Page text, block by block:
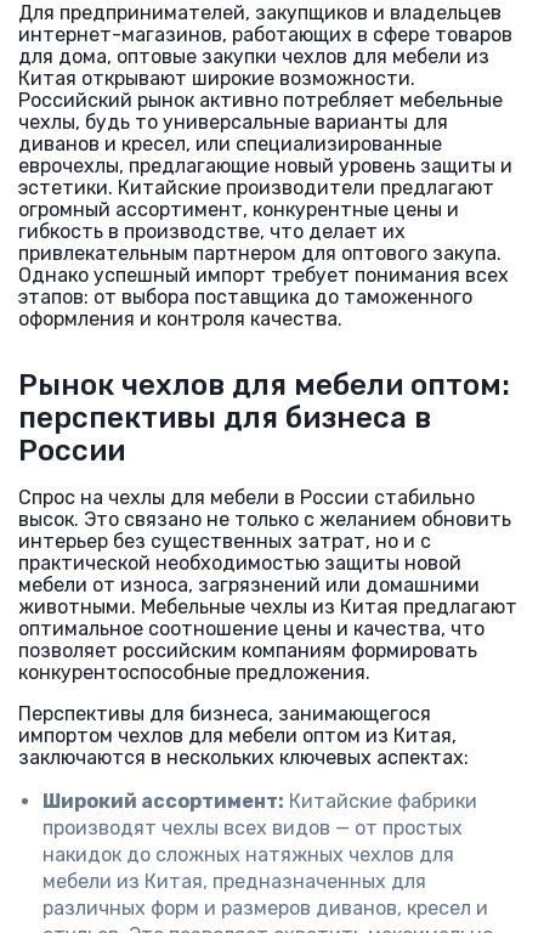
Для предпринимателей, закупщиков и владельцев
интернет-магазинов, работающих в сфере товаров
для дома, оптовые закупки чехлов для мебели из
Китая открывают широкие возможности.
Российский рынок активно потребляет мебельные
чехлы, будь то универсальные варианты для
диванов и кресел, или специализированные
еврочехлы, предлагающие новый уровень защиты и
эстетики. Китайские производители предлагают
огромный ассортимент, конкурентные цены и
гибкость в производстве, что делает их
привлекательным партнером для оптового закупа.
Однако успешный импорт требует понимания всех
этапов: от выбора поставщика до таможенного
оформления и контроля качества.
Рынок чехлов для мебели оптом:
перспективы для бизнеса в
России
Спрос на чехлы для мебели в России стабильно
высок. Это связано не только с желанием обновить
интерьер без существенных затрат, но и с
практической необходимостью защиты новой
мебели от износа, загрязнений или домашними
животными. Мебельные чехлы из Китая предлагают
оптимальное соотношение цены и качества, что
позволяет российским компаниям формировать
конкурентоспособные предложения.
Перспективы для бизнеса, занимающегося
импортом чехлов для мебели оптом из Китая,
заключаются в нескольких ключевых аспектах:
Широкий ассортимент: Китайские фабрики
производят чехлы всех видов — от простых
накидок до сложных натяжных чехлов для
мебели из Китая, предназначенных для
различных форм и размеров диванов, кресел и